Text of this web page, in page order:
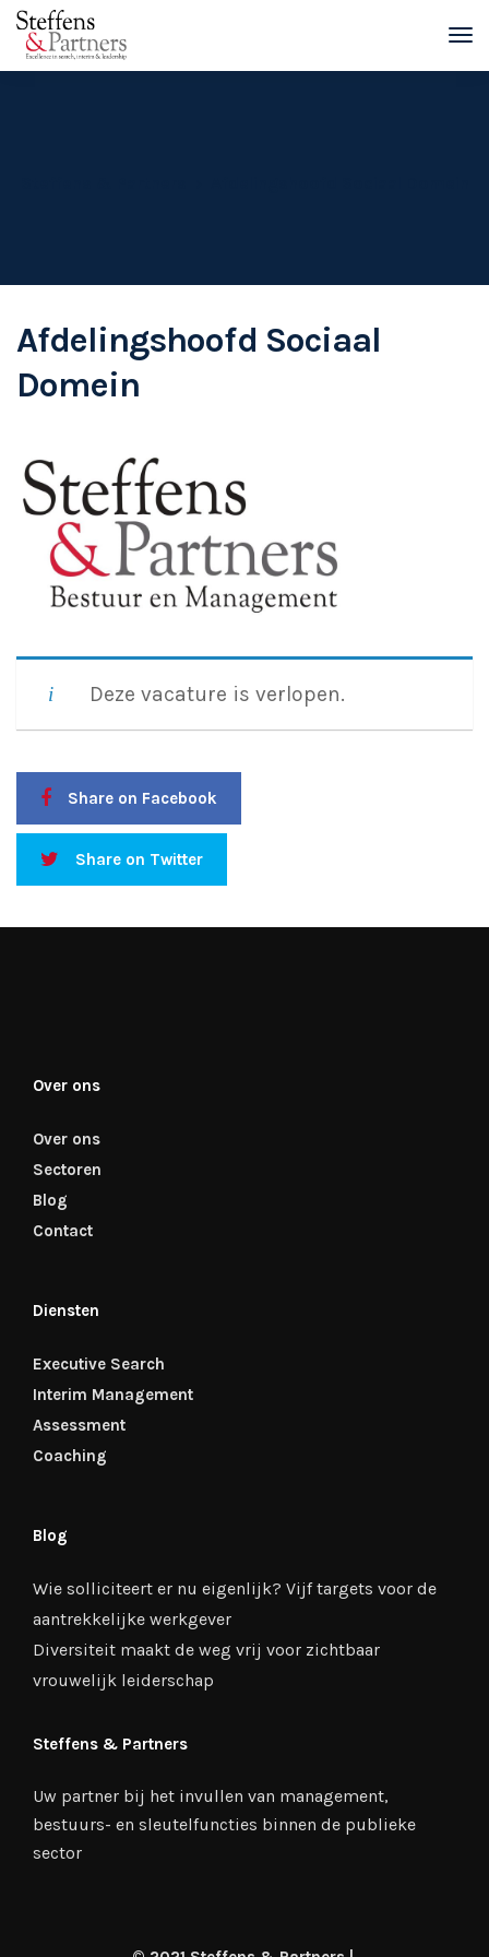
Afdelingshoofd Sociaal
Domein
Deze vacature is verlopen.
Share on Facebook
Share on Twitter
Over ons
Over ons
Sectoren
Blog
Contact
Diensten
Executive Search
Interim Management
Assessment
Coaching
Blog
Wie solliciteert er nu eigenlijk? Vijf targets voor de
aantrekkelijke werkgever
Diversiteit maakt de weg vrij voor zichtbaar
vrouwelijk leiderschap
Steffens & Partners
Uw partner bij het invullen van management,
bestuurs- en sleutelfuncties binnen de publieke
sector